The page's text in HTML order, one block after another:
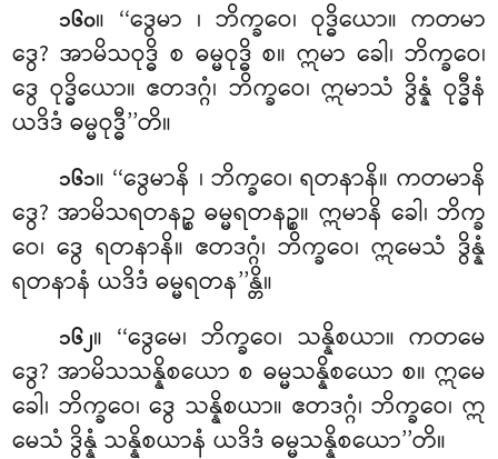
၁၆၀။ ‘‘ဒွေမာ ၊ ဘိက္ခဝေ၊ ဝုဒ္ဓိယော။ ကတမာ
ဒွေ? အာမိသဝုဒ္ဓိ စ ဓမ္မဝုဒ္ဓိ စ။ ဣမာ ခေါ၊ ဘိက္ခဝေ၊
ဒွေ ဝုဒ္ဓိယော။ ဧတဒဂ္ဂံ၊ ဘိက္ခဝေ၊ ဣမာသံ ဒွိန္နံ ဝုဒ္ဓီနံ
ယဒိဒံ ဓမ္မဝုဒ္ဓီ’’တိ။
၁၆၁။ ‘‘ဒွေမာနိ ၊ ဘိက္ခဝေ၊ ရတနာနိ။ ကတမာနိ
ဒွေ? အာမိသရတနဉ္စ ဓမ္မရတနဉ္စ။ ဣမာနိ ခေါ၊ ဘိက္ခ
ဝေ၊ ဒွေ ရတနာနိ။ ဧတဒဂ္ဂံ၊ ဘိက္ခဝေ၊ ဣမေသံ ဒွိန္နံ
ရတနာနံ ယဒိဒံ ဓမ္မရတန’’န္တိ။
၁၆၂။ ‘‘ဒွေမေ၊ ဘိက္ခဝေ၊ သန္နိစယာ။ ကတမေ
ဒွေ? အာမိသသန္နိစယော စ ဓမ္မသန္နိစယော စ။ ဣမေ
ခေါ၊ ဘိက္ခဝေ၊ ဒွေ သန္နိစယာ။ ဧတဒဂ္ဂံ၊ ဘိက္ခဝေ၊ ဣ
မေသံ ဒွိန္နံ သန္နိစယာနံ ယဒိဒံ ဓမ္မသန္နိစယော’’တိ။